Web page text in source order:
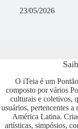
23/05/2026
O iTeia é um
composto por vários
culturais e coletivos,
usuários, pertencentes
América Latina.
artísticas, simpósios,